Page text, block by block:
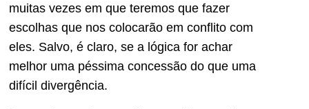
muitas vezes em que teremos que fazer
escolhas que nos colocarão em conflito com
eles. Salvo, é claro, se a lógica for achar
melhor uma péssima concessão do que uma
difícil divergência.